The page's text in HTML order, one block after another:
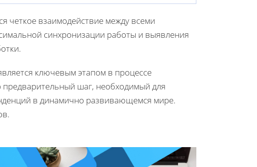
четкое взаимодействие между всеми
синхронизации работы и выявления
ключевым этапом в процессе
предварительный шаг, необходимый для
в динамично развивающемся мире.